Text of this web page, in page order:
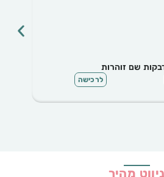
שם זוהרות
לרכישה
ניווט מהיר